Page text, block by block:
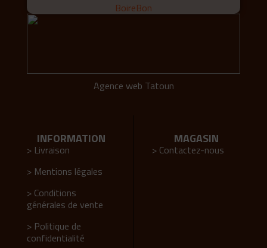
Agence web Tatoun
INFORMATION
> Livraison
> Mentions légales
> Conditions
générales de vente
> Politique de
confidentialité
MAGASIN
> Contactez-nous